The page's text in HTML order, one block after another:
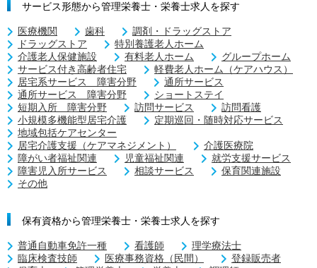
サービス形態から管理栄養士・栄養士求人を探す
医療機関 歯科
調剤・ドラッグストア
ドラッグストア
特別養護老人ホーム
介護老人保健施設
有料老人ホーム
グループホーム
サービス付き高齢者住宅
軽費老人ホーム（ケアハウス）
居宅系サービス 障害分野
通所サービス
通所サービス 障害分野
ショートステイ
短期入所 障害分野
訪問サービス
訪問看護
小規模多機能型居宅介護
定期巡回・随時対応サービス
地域包括ケアセンター
居宅介護支援（ケアマネジメント）
介護医療院
障がい者福祉関連
児童福祉関連
就労支援サービス
障害児入所サービス
相談サービス
保育関連施設
その他
保有資格から管理栄養士・栄養士求人を探す
普通自動車免許一種 看護師
理学療法士
臨床検査技師
医療事務資格（民間）
登録販売者